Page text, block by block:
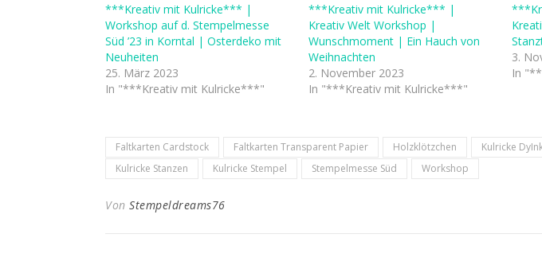
***Kreativ mit Kulricke*** |
Workshop auf d. Stempelmesse
Süd ’23 in Korntal | Osterdeko mit
Neuheiten
25. März 2023
In "***Kreativ mit Kulricke***"
***Kreativ mit Kulricke*** |
Kreativ Welt Workshop |
Wunschmoment | Ein Hauch von
Weihnachten
2. November 2023
In "***Kreativ mit Kulricke***"
3.
In
Faltkarten Cardstock Faltkarten Transparent Papier Holzklötzchen
Kulricke
Kulricke Stanzen
Kulricke Stempel Stempelmesse Süd Workshop
Von Stempeldreams76